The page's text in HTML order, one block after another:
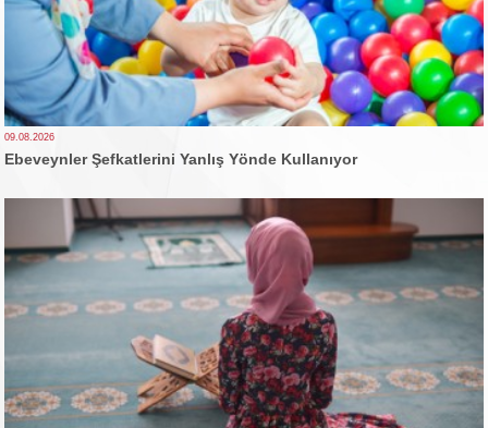
09.08.2026
Ebeveynler Şefkatlerini Yanlış Yönde Kullanıyor